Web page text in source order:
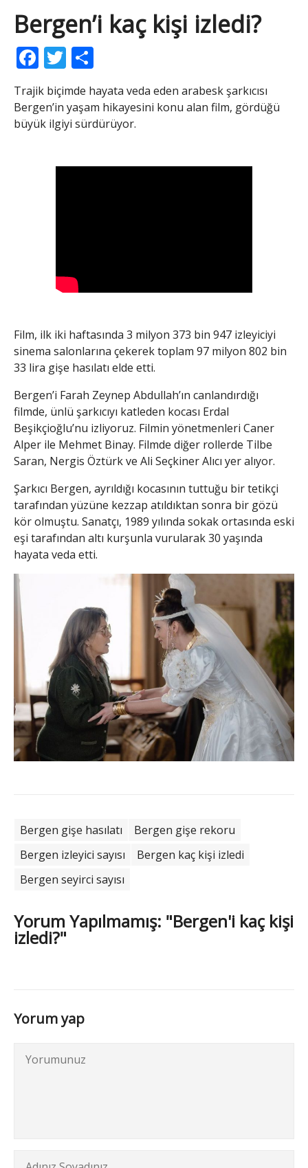
Bergen’i kaç kişi izledi?
Facebook
Twitter
Trajik biçimde hayata veda eden arabesk şarkıcısı
Bergen’in yaşam hikayesini konu alan film, gördüğü
büyük ilgiyi sürdürüyor.
Film, ilk iki haftasında 3 milyon 373 bin 947 izleyiciyi
sinema salonlarına çekerek toplam 97 milyon 802 bin
33 lira gişe hasılatı elde etti.
Bergen’i Farah Zeynep Abdullah’ın canlandırdığı
filmde, ünlü şarkıcıyı katleden kocası Erdal
Beşikçioğlu’nu izliyoruz. Filmin yönetmenleri Caner
Alper ile Mehmet Binay. Filmde diğer rollerde Tilbe
Saran, Nergis Öztürk ve Ali Seçkiner Alıcı yer alıyor.
Şarkıcı Bergen, ayrıldığı kocasının tuttuğu bir tetikçi
tarafından yüzüne kezzap atıldıktan sonra bir gözü
kör olmuştu. Sanatçı, 1989 yılında sokak ortasında eski
eşi tarafından altı kurşunla vurularak 30 yaşında
hayata veda etti.
Bergen gişe hasılatı
Bergen gişe rekoru
Bergen izleyici sayısı
Bergen kaç kişi izledi
Bergen seyirci sayısı
Yorum Yapılmamış: "Bergen'i kaç kişi
izledi?"
Yorum yap